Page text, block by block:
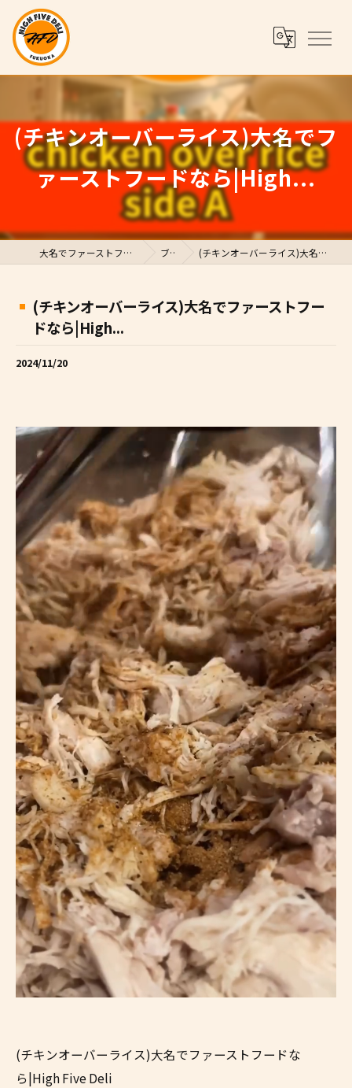
(チキンオーバーライス)大名でフ
ァーストフードなら|High...
大名でファーストフードならHigh Five Deli ブログ (チキンオーバーライス)大名でファーストフードなら|High...
(チキンオーバーライス)大名でファーストフー
ドなら|High...
2024/11/20
(チキンオーバーライス)大名でファーストフードな
ら|High Five Deli